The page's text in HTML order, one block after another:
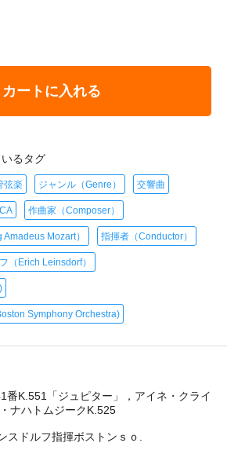
カートに入れる
るタグ
弦楽 ジャンル（Genre） 交響曲
作曲家（Composer）
Mozart） 指揮者（Conductor）
（Erich Leinsdorf）
Symphony Orchestra)
番K.551「ジュピター」，アイネ・クライ
ナハトムジークK.525
スドルフ指揮ボストンｓｏ.